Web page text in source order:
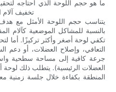
ما هو حجم اللوحة الذي أحتاجه
تخفيف آلام
يتناسب حجم اللوحة الأمثل مع هدف
بالنسبة للمشاكل الموضعية كآلام
تكفي لوحة أصغر وأكثر تركيزًا. أما
التعافي، وإصلاح العضلات، أو دعم
جرعة كافية إلى مساحة سطحية
العضلات الرئيسية). يتطلب ذلك لوحة
المنطقة بكفاءة خلال جلسة زمنية